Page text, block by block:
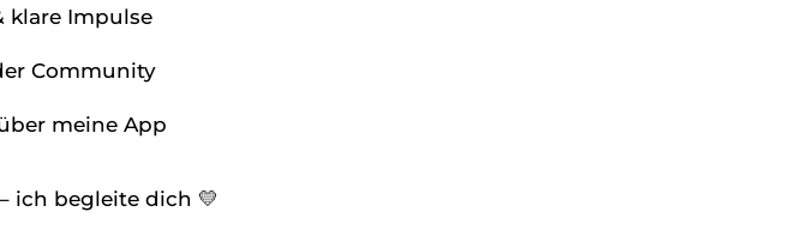
klare Impulse
Community
meine App
ich begleite dich 💛